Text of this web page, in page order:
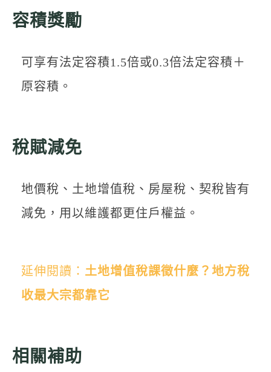
容積獎勵
可享有法定容積1.5倍或0.3倍法定容積＋
原容積。
稅賦減免
地價稅、土地增值稅、房屋稅、契稅皆有
減免，用以維護都更住戶權益。
延伸閱讀： 土地增值稅課徵什麼？地方稅
收最大宗都靠它
相關補助